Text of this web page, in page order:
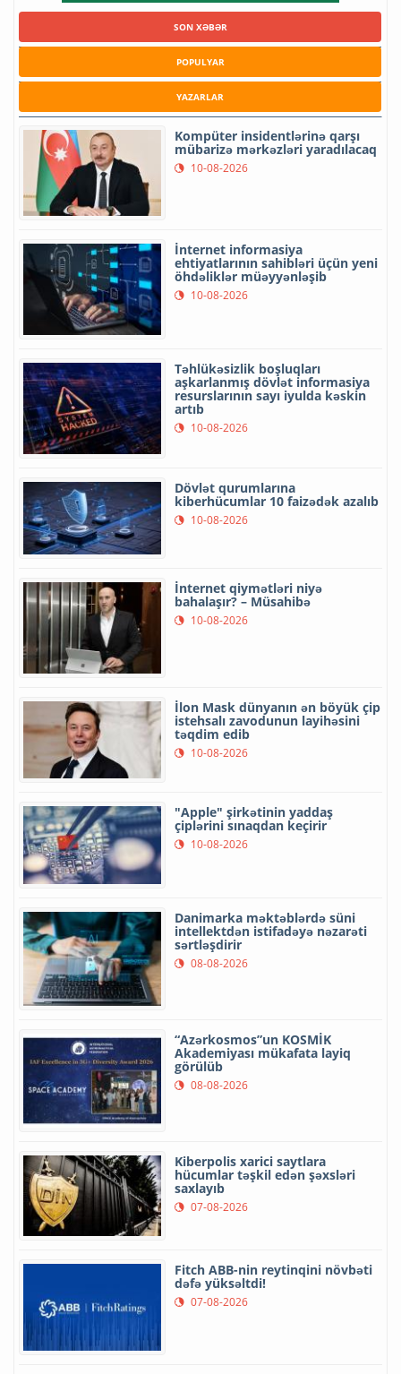
SON XƏBƏR
POPULYAR
YAZARLAR
Kompüter insidentlərinə qarşı
mübarizə mərkəzləri yaradılacaq
10-08-2026
İnternet informasiya
ehtiyatlarının sahibləri üçün yeni
öhdəliklər müəyyənləşib
10-08-2026
Təhlükəsizlik boşluqları
aşkarlanmış dövlət informasiya
resurslarının sayı iyulda kəskin
artıb
10-08-2026
Dövlət qurumlarına
kiberhücumlar 10 faizədək azalıb
10-08-2026
İnternet qiymətləri niyə
bahalaşır? – Müsahibə
10-08-2026
İlon Mask dünyanın ən böyük çip
istehsalı zavodunun layihəsini
təqdim edib
10-08-2026
"Apple" şirkətinin yaddaş
çiplərini sınaqdan keçirir
10-08-2026
Danimarka məktəblərdə süni
intellektdən istifadəyə nəzarəti
sərtləşdirir
08-08-2026
“Azərkosmos”un KOSMİK
Akademiyası mükafata layiq
görülüb
08-08-2026
Kiberpolis xarici saytlara
hücumlar təşkil edən şəxsləri
saxlayıb
07-08-2026
Fitch ABB-nin reytinqini növbəti
dəfə yüksəltdi!
07-08-2026